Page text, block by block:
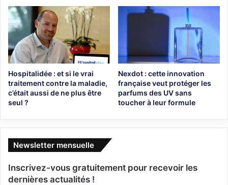
Hospitalidée : et si le vrai
traitement contre la maladie,
c’était aussi de ne plus être
seul ?
Nexdot : cette innovation
française veut protéger les
parfums des UV sans
toucher à leur formule
Newsletter mensuelle
Inscrivez-vous gratuitement pour recevoir les
dernières actualités !